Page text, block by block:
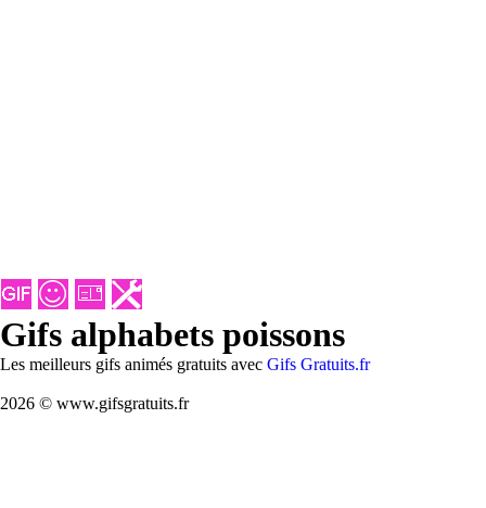
Gifs alphabets poissons
Les meilleurs gifs animés gratuits avec Gifs Gratuits.fr
2026 © www.gifsgratuits.fr